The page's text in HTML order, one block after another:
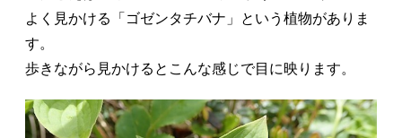
よく見かける「ゴゼンタチバナ」という植物がありま
す。
歩きながら見かけるとこんな感じで目に映ります。